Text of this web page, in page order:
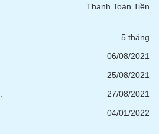
Thanh Toán Tiền
5 tháng
06/08/2021
25/08/2021
:
27/08/2021
04/01/2022